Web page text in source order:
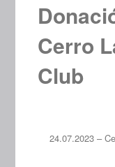
Cerro
Club
24.07.2023 –